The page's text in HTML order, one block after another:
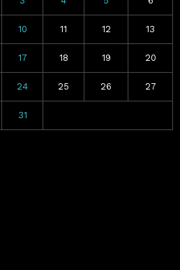
10 11 12 13
17 18 19 20
24 25 26 27
31